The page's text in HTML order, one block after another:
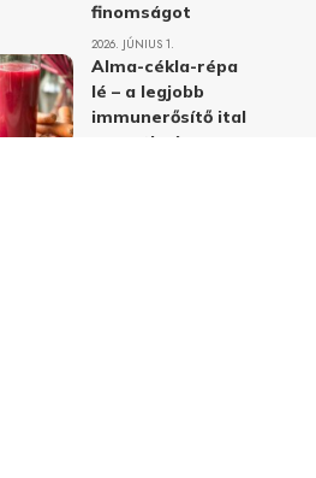
finomságot
2026. JÚNIUS 1.
Alma-cékla-répa
lé – a legjobb
immunerősítő ital
receptje és